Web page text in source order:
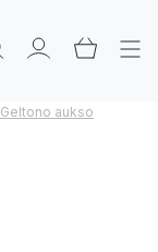
Geltono aukso